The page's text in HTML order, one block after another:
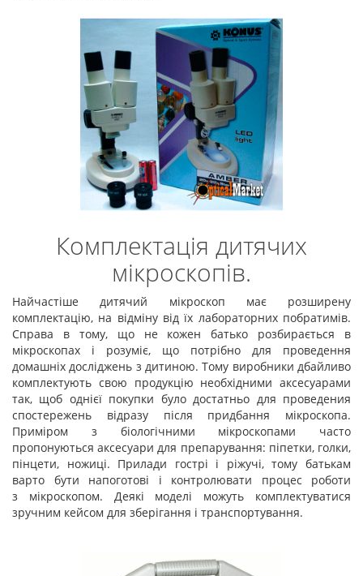
Комплектація дитячих
мікроскопів.
Найчастіше дитячий мікроскоп має розширену
комплектацію, на відміну від їх лабораторних побратимів.
Справа в тому, що не кожен батько розбирається в
мікроскопах і розуміє, що потрібно для проведення
домашніх досліджень з дитиною. Тому виробники дбайливо
комплектують свою продукцію необхідними аксесуарами
так, щоб однієї покупки було достатньо для проведения
спостережень відразу після придбання мікроскопа.
Приміром з біологічними мікроскопами часто
пропонуються аксесуари для препарування: піпетки, голки,
пінцети, ножиці. Прилади гострі і ріжучі, тому батькам
варто бути напоготові і контролювати процес роботи
з мікроскопом. Деякі моделі можуть комплектуватися
зручним кейсом для зберігання і транспортування.